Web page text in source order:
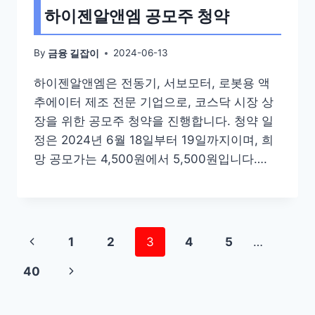
하이젠알앤엠 공모주 청약
By 금융 길잡이 2024-06-13
하이젠알앤엠은 전동기, 서보모터, 로봇용 액
추에이터 제조 전문 기업으로, 코스닥 시장 상
장을 위한 공모주 청약을 진행합니다. 청약 일
정은 2024년 6월 18일부터 19일까지이며, 희
망 공모가는 4,500원에서 5,500원입니다….
Page
navigation
Previous
Page
1 2 3 4 5 …
40
Next